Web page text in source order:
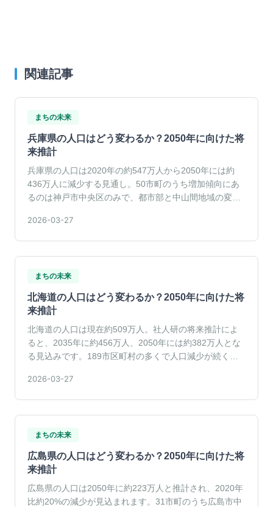
関連記事
まちの未来
兵庫県の人口はどう変わるか？2050年に向けた将
来推計
兵庫県の人口は2020年の約547万人から2050年には約
436万人に減少する見通し。50市町のうち増加傾向にあ
るのは神戸市中央区のみで、都市部と中山間地域の変化
2026-03-27
まちの未来
北海道の人口はどう変わるか？2050年に向けた将
来推計
北海道の人口は現在約509万人。社人研の将来推計によ
ると、2035年に約456万人、2050年には約382万人とな
る見込みです。189市区町村の多くで人口減少が続く
す。
2026-03-27
まちの未来
広島県の人口はどう変わるか？2050年に向けた将
来推計
広島県の人口は2050年に約223万人と推計され、2020年
比約20%の減少が見込まれます。31市町のうち広島市中